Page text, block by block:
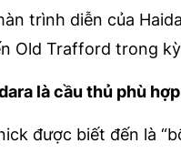
trình diễn của
Old Trafford trong
là cầu thủ phù
được biết đến là